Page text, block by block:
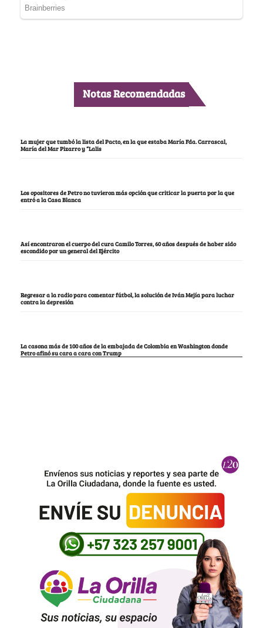
Notas Recomendadas
La mujer que tumbó la lista del Pacto, en la que estaba María Fda. Carrascal,
María del Mar Pizarro y “Lalis
Los opositores de Petro no tuvieron más opción que criticar la puerta por la que
entró a la Casa Blanca
Así encontraron el cuerpo del cura Camilo Torres, 60 años después de haber sido
escondido por un general del Ejército
Regresar a la radio para comentar fútbol, la solución de Iván Mejía para luchar
contra la depresión
La casona más de 100 años de la embajada de Colombia en Washington donde
Petro afinó su cara a cara con Trump